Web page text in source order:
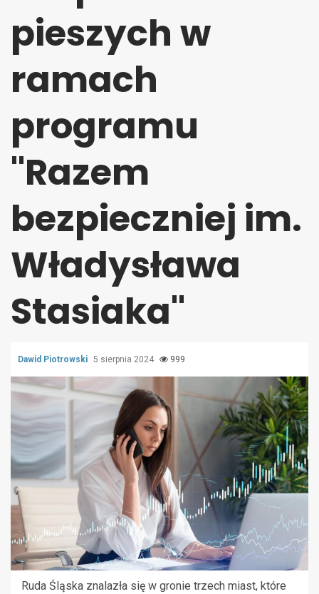
pieszych w
ramach
programu
"Razem
bezpieczniej im.
Władysława
Stasiaka"
Dawid Piotrowski 5 sierpnia 2024 999
Ruda Śląska znalazła się w gronie trzech miast, które